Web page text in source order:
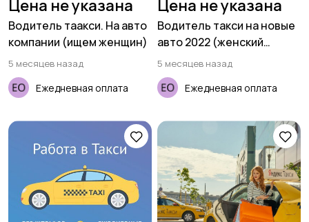
Цена не указана
Водитель таакси. На авто
компании (ищем женщин)
5 месяцев назад
Ежедневная оплата
Цена не указана
Водитель такси на новые
авто 2022 (женский
тариф)
5 месяцев назад
Ежедневная оплата